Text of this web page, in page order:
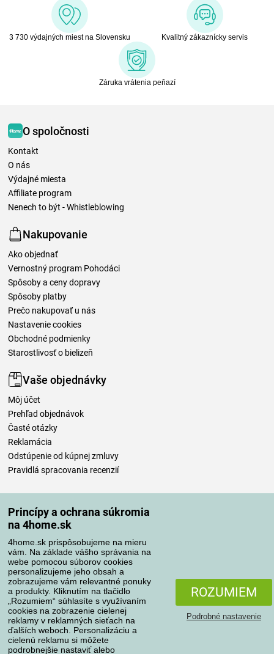
Princípy a ochrana súkromia
na 4home.sk
4home.sk prispôsobujeme na mieru
vám. Na základe vášho správania na
webe pomocou súborov cookies
personalizujeme jeho obsah a
zobrazujeme vám relevantné ponuky
a produkty. Kliknutím na tlačidlo
„Rozumiem“ súhlasíte s využívaním
cookies na zobrazenie cielenej
reklamy v reklamných sieťach na
ďalších weboch. Personalizáciu a
cielenú reklamu si môžete
podrobnejšie nastaviť alebo
ROZUMIEM
Podrobné nastavenie
3 730 výdajných miest na Slovensku Kvalitný zákaznícky servis
Záruka vrátenia peňazí
O spoločnosti
Kontakt
O nás
Výdajné miesta
Affiliate program
Nenech to být - Whistleblowing
Nakupovanie
Ako objednať
Vernostný program Pohodáci
Spôsoby a ceny dopravy
Spôsoby platby
Prečo nakupovať u nás
Nastavenie cookies
Obchodné podmienky
Starostlivosť o bielizeň
Vaše objednávky
Môj účet
Prehľad objednávok
Časté otázky
Reklamácia
Odstúpenie od kúpnej zmluvy
Pravidlá spracovania recenzií
Spôsoby platby
Spoľahlivý obchod